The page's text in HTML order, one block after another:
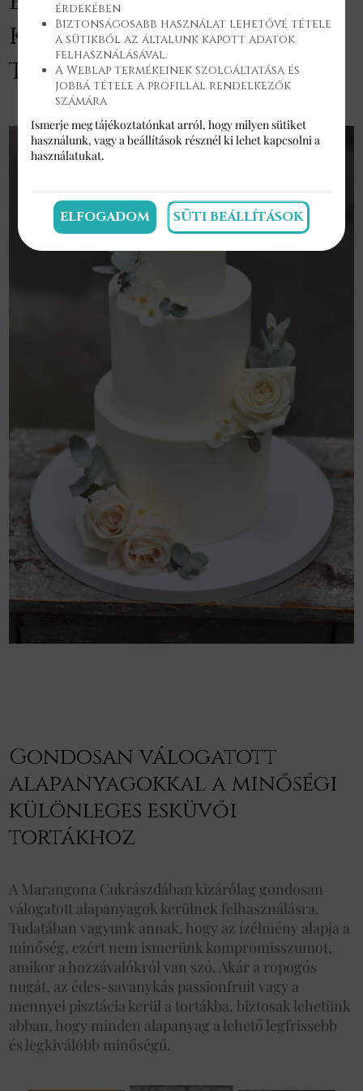
különleges esküvői
tortáinkból!
Gondosan válogatott
alapanyagokkal a minőségi
különleges esküvői
tortákhoz
A Marangona Cukrászdában kizárólag gondosan
válogatott alapanyagok kerülnek felhasználásra.
Tudatában vagyunk annak, hogy az ízélmény alapja a
minőség, ezért nem ismerünk kompromisszumot,
amikor a hozzávalókról van szó. Akár a ropogós
nugát, az édes-savanykás passionfruit vagy a
mennyei pisztácia kerül a tortákba, biztosak lehetünk
abban, hogy minden alapanyag a lehető legfrissebb
és legkiválóbb minőségű.
érdekében
Biztonságosabb használat lehetővé tétele
a sütikből az általunk kapott adatok
felhasználásával.
A Weblap termékeinek szolgáltatása és
jobbá tétele a profillal rendelkezők
számára
Ismerje meg tájékoztatónkat arról, hogy milyen sütiket
használunk, vagy abeállítások résznél ki lehet kapcsolni a
használatukat.
ELFOGADOM SÜTI BEÁLLÍTÁSOK